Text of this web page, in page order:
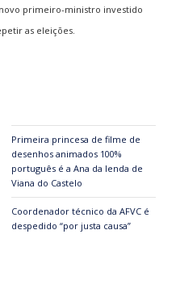
primeiro-ministro investido
as eleições.
Primeira princesa de filme de
desenhos animados 100%
português é a Ana da lenda de
Viana do Castelo
Coordenador técnico da AFVC é
despedido “por justa causa”